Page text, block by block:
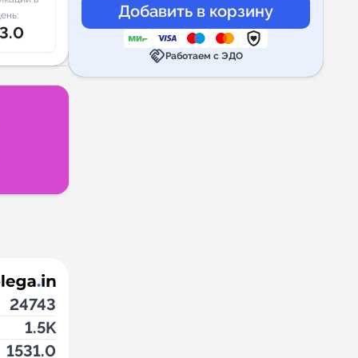
24743
1.5K
1531.0
handshakeРаботаем с ЭДО